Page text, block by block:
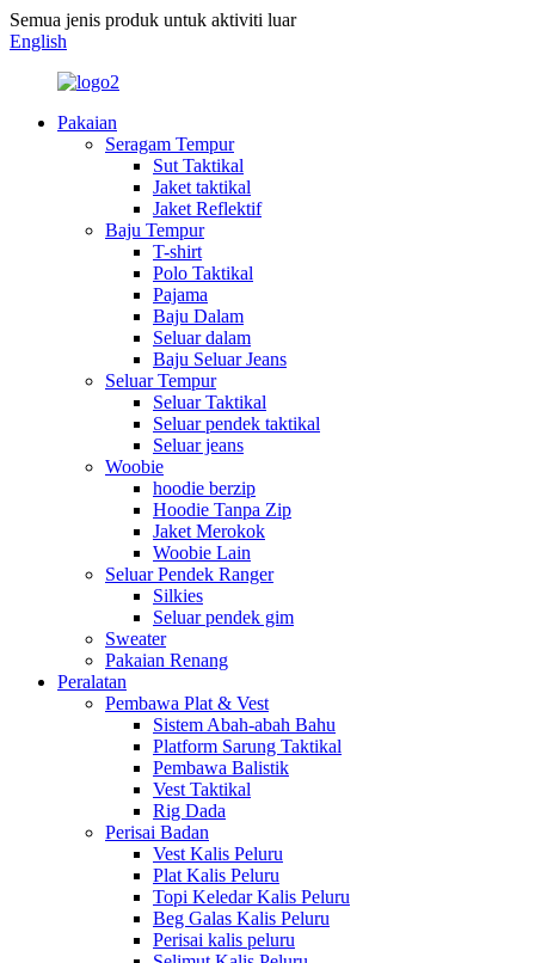
Semua jenis produk untuk aktiviti luar
English
Pakaian
Seragam Tempur
Sut Taktikal
Jaket taktikal
Jaket Reflektif
Baju Tempur
T-shirt
Polo Taktikal
Pajama
Baju Dalam
Seluar dalam
Baju Seluar Jeans
Seluar Tempur
Seluar Taktikal
Seluar pendek taktikal
Seluar jeans
Woobie
hoodie berzip
Hoodie Tanpa Zip
Jaket Merokok
Woobie Lain
Seluar Pendek Ranger
Silkies
Seluar pendek gim
Sweater
Pakaian Renang
Peralatan
Pembawa Plat & Vest
Sistem Abah-abah Bahu
Platform Sarung Taktikal
Pembawa Balistik
Vest Taktikal
Rig Dada
Perisai Badan
Vest Kalis Peluru
Plat Kalis Peluru
Topi Keledar Kalis Peluru
Beg Galas Kalis Peluru
Perisai kalis peluru